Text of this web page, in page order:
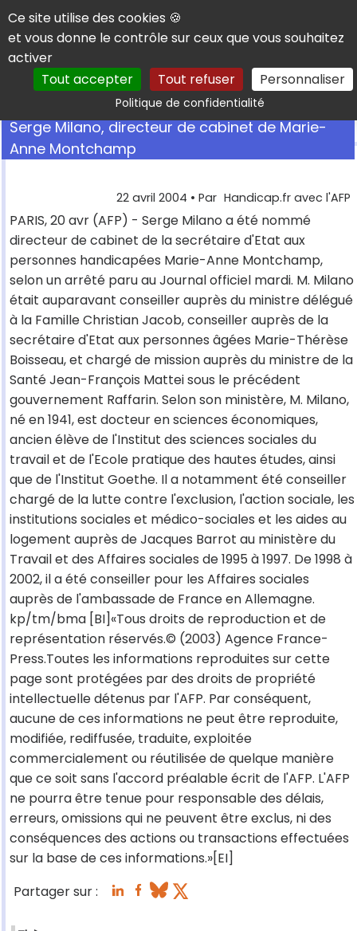
Panneau de gestion des cookies
Ce site utilise des cookies 🍪
et vous donne le contrôle sur ceux que vous souhaitez
activer
Tout accepter
Tout refuser Personnaliser
Politique de confidentialitéRechercher
Serge Milano, directeur de cabinet de Marie-
Anne Montchamp
22 avril 2004 • Par Handicap.fr avec l'AFP
PARIS, 20 avr (AFP) - Serge Milano a été nommé
directeur de cabinet de la secrétaire d'Etat aux
personnes handicapées Marie-Anne Montchamp,
selon un arrêté paru au Journal officiel mardi. M. Milano
était auparavant conseiller auprès du ministre délégué
à la Famille Christian Jacob, conseiller auprès de la
secrétaire d'Etat aux personnes âgées Marie-Thérèse
Boisseau, et chargé de mission auprès du ministre de la
Santé Jean-François Mattei sous le précédent
gouvernement Raffarin. Selon son ministère, M. Milano,
né en 1941, est docteur en sciences économiques,
ancien élève de l'Institut des sciences sociales du
travail et de l'Ecole pratique des hautes études, ainsi
que de l'Institut Goethe. Il a notamment été conseiller
chargé de la lutte contre l'exclusion, l'action sociale, les
institutions sociales et médico-sociales et les aides au
logement auprès de Jacques Barrot au ministère du
Travail et des Affaires sociales de 1995 à 1997. De 1998 à
2002, il a été conseiller pour les Affaires sociales
auprès de l'ambassade de France en Allemagne.
kp/tm/bma [BI]«Tous droits de reproduction et de
représentation réservés.© (2003) Agence France-
Press.Toutes les informations reproduites sur cette
page sont protégées par des droits de propriété
intellectuelle détenus par l'AFP. Par conséquent,
aucune de ces informations ne peut être reproduite,
modifiée, rediffusée, traduite, exploitée
commercialement ou réutilisée de quelque manière
que ce soit sans l'accord préalable écrit de l'AFP. L'AFP
ne pourra être tenue pour responsable des délais,
erreurs, omissions qui ne peuvent être exclus, ni des
conséquences des actions ou transactions effectuées
sur la base de ces informations.»[EI]
Partager sur :